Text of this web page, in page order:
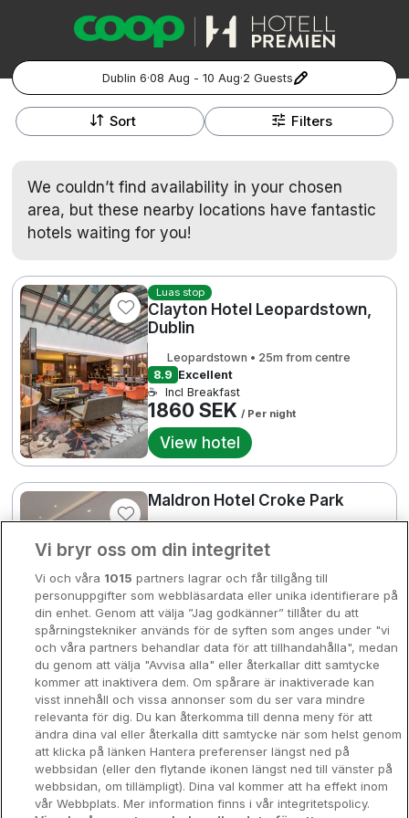
Dublin 6·08 Aug - 10 Aug·2 Guests
Popular Destinations:
Stockholm
Göteborg
Malmö
Hela Norge
Oslo
Bergen
Sort Filters
2804 SEK
3299 SEK
3261 SEK
2921 SEK
5
+
−
We couldn’t find availability in your chosen
area, but these nearby locations have fantastic
hotels waiting for you!
Luas stop
Clayton Hotel Leopardstown,
Dublin
Leopardstown • 25m from centre
8.9 Excellent
☕
Incl Breakfast
1860 SEK / Per night
View hotel
Maldron Hotel Croke Park
2152 SEK / Per night
View hotel
City Centre
Cassidys Hotel
Dublin City • 699m from centre
9.3 Excellent
☕
Incl Breakfast
2254 SEK / Per night
View hotel
Registrera ditt hotellCookie policy & Integritetspolicy
Hotellweekend
Familjerum
Europa
Premiumhotell
Storstadsweekend
Hotellrum under 995 kr
Spahotell
Sydsverige
Om Hotellpremien
Nya hotell
Stadsweekend
Vi bryr oss om din integritet
Vi och våra 1015 partners lagrar och får tillgång till
personuppgifter som webbläsardata eller unika identifierare på
din enhet. Genom att välja ”Jag godkänner” tillåter du att
spårningstekniker används för de syften som anges under "vi
och våra partners behandlar data för att tillhandahålla", medan
du genom att välja "Avvisa alla" eller återkallar ditt samtycke
kommer att inaktivera dem. Om spårare är inaktiverade kan
visst innehåll och vissa annonser som du ser vara mindre
relevanta för dig. Du kan återkomma till denna meny för att
ändra dina val eller återkalla ditt samtycke när som helst genom
att klicka på länken Hantera preferenser längst ned på
webbsidan (eller den flytande ikonen längst ned till vänster på
webbsidan, om tillämpligt). Dina val kommer att ha effekt inom
vår Webbplats. Mer information finns i vår integritetspolicy.